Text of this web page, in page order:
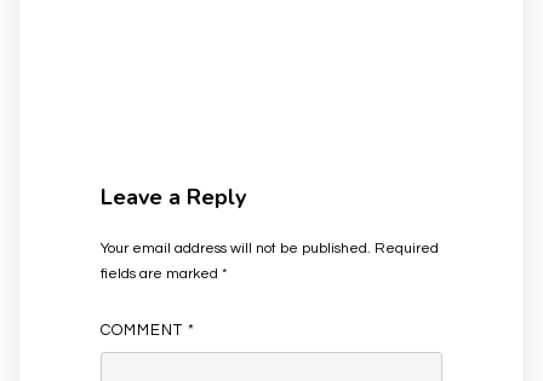
Leave a Reply
Your email address will not be published. Required
fields are marked *
COMMENT *